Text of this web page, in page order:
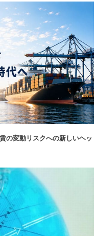
の変動リスクへの新しいヘッ